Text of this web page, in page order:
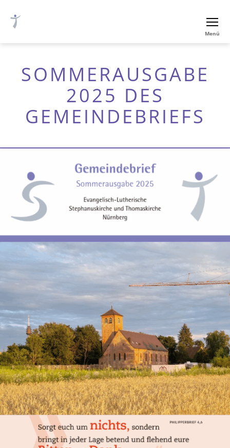
luth.
Nürnberg
Menü
SOMMERAUSGABE
2025 DES
GEMEINDEBRIEFS